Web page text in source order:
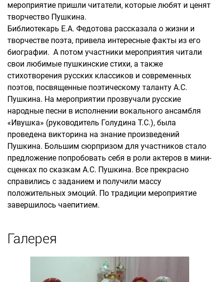
мероприятие пришли читатели, которые любят и ценят
творчество Пушкина.
Библиотекарь Е.А. Федотова рассказала о жизни и
творчестве поэта, привела интересные факты из его
биографии. А потом участники мероприятия читали
свои любимые пушкинские стихи, а также
стихотворения русских классиков и современных
поэтов, посвященные поэтическому таланту А.С.
Пушкина. На мероприятии прозвучали русские
народные песни в исполнении вокального ансамбля
«Ивушка» (руководитель Голудина Т.С.), была
проведена викторина на знание произведений
Пушкина. Большим сюрпризом для участников стало
предложение попробовать себя в роли актеров в мини-
сценках по сказкам А.С. Пушкина. Все прекрасно
справились с заданием и получили массу
положительных эмоций. По традиции мероприятие
завершилось чаепитием.
Галерея